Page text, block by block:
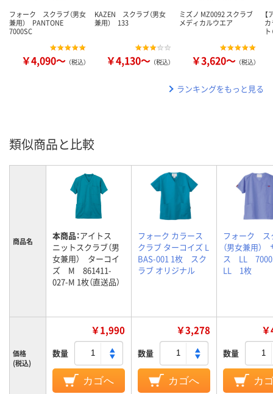
フォーク スクラブ（男女
兼用） PANTONE
7000SC
￥4,090～ （税込）
KAZEN スクラブ（男女
兼用） 133
￥4,130～ （税込）
ミズノ MZ0092 スクラブ
メディカルウエア
￥3,620～ （税込）
ランキングをもっと見る
類似商品と比較
商品名 本商品：アイトス
ニットスクラブ（男
女兼用） ターコイ
ズ M 861411-
027-M 1枚（直送品）
フォーク カラース
クラブ ターコイズ L
BAS-001 1枚 スク
ラブ オリジナル
フォーク ス
（男女兼用）
ス LL
LL 1枚
価格
(税込)
￥1,990
数量
カゴへ
￥3,278
数量
カゴへ
数量
カ